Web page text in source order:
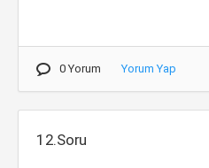
0 Yorum Yorum Yap
12.Soru